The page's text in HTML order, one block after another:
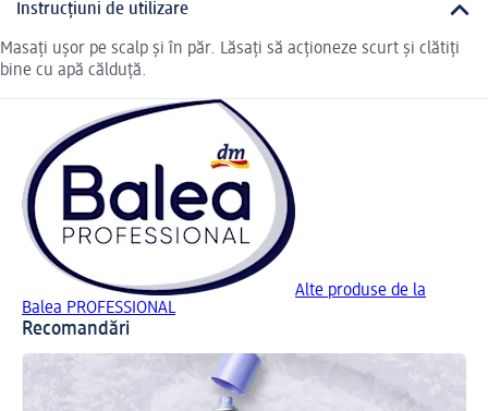
Instrucțiuni de utilizare
Masați ușor pe scalp și în păr. Lăsați să acționeze scurt și clătiți
bine cu apă călduță.
Alte produse de la
Balea PROFESSIONAL
Recomandări